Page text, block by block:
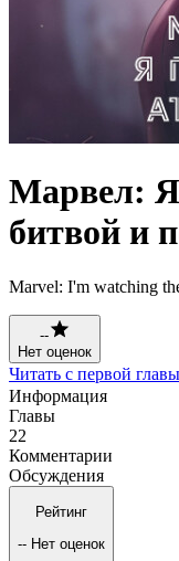
Марвел:
битвой и
Marvel: I'm watching
--
Нет оценок
Читать с первой главы
Информация
Главы
22
Комментарии
Обсуждения
Рейтинг
-- Нет оценок